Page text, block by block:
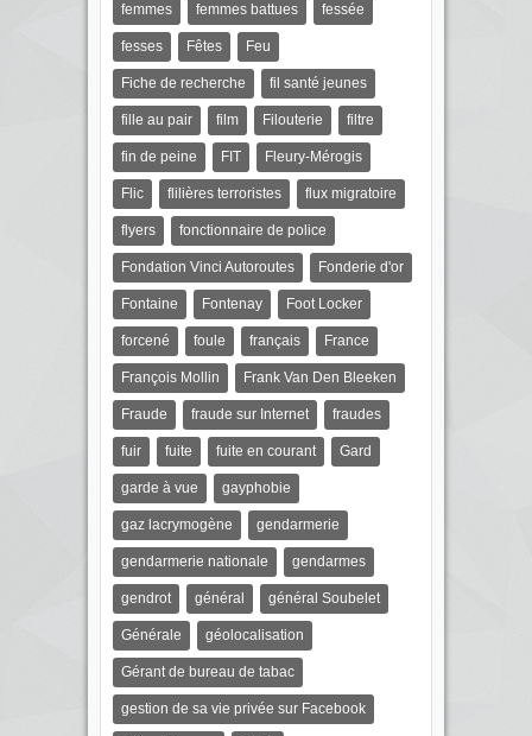
femmes femmes battues fessée
fesses Fêtes Feu
Fiche de recherche fil santé jeunes
fille au pair film Filouterie filtre
fin de peine FIT Fleury-Mérogis
Flic flilières terroristes flux migratoire
flyers fonctionnaire de police
Fondation Vinci Autoroutes Fonderie d'or
Fontaine Fontenay Foot Locker
forcené foule français France
François Mollin Frank Van Den Bleeken
Fraude fraude sur Internet fraudes
fuir fuite fuite en courant Gard
garde à vue gayphobie
gaz lacrymogène gendarmerie
gendarmerie nationale gendarmes
gendrot général général Soubelet
Générale géolocalisation
Gérant de bureau de tabac
gestion de sa vie privée sur Facebook